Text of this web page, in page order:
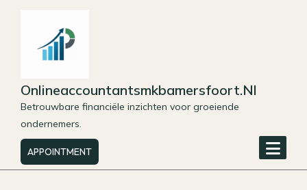
Onlineaccountantsmkbamersfoort.nl
Betrouwbare financiële inzichten voor groeiende
ondernemers.
APPOINTMENT